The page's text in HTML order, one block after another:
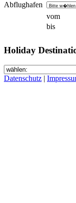
Abflughafen
vom
bis
Holiday
Datenschutz |